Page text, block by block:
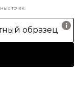
точек.
образец